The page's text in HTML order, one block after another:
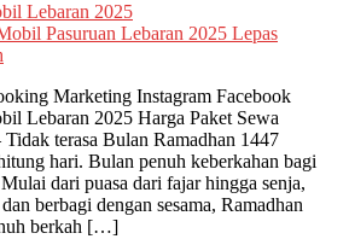
Lebaran 2025
Marketing Instagram Facebook
Lebaran 2025 Harga Paket Sewa
terasa Bulan Ramadhan 1447
hari. Bulan penuh keberkahan bagi
dari puasa dari fajar hingga senja,
berbagi dengan sesama, Ramadhan
berkah […]